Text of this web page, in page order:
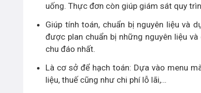
uống. Thực đơn còn giúp giám sát quy
Giúp tính toán, chuẩn bị nguyên liệu và
được plan chuẩn bị những nguyên liệu
chu đáo nhất.
Là cơ sở để hạch toán: Dựa vào menu
liệu, thuế cũng như chi phí lỗ lãi,…